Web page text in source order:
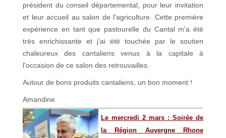
président du conseil départemental, pour leur invitation
et leur accueil au salon de l'agriculture. Cette première
expérience en tant que pastourelle du Cantal m'a été
très enrichissante et j'ai été touchée par le soutien
chaleureux des cantaliens venus à la capitale à
l'occasion de ce salon des retrouvailles.
Autour de bons produits cantaliens, un bon moment !
Amandine
Le mercredi 2 mars : Soirée de
la Région Auvergne Rhone